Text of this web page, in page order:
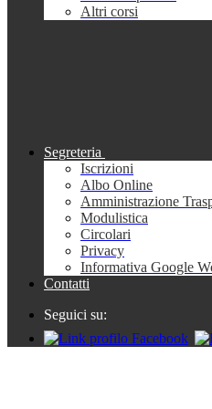
Altri corsi
Segreteria
Iscrizioni
Albo Online
Amministrazione
Modulistica
Circolari
Privacy
Informativa Google
Contatti
Seguici su: